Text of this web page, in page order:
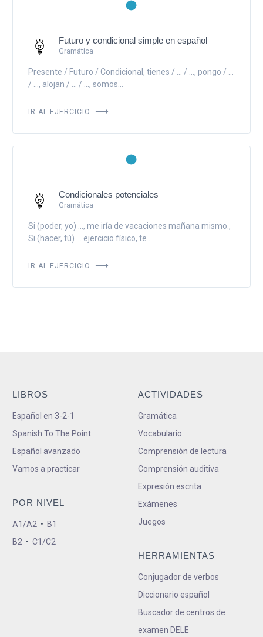
Futuro y condicional simple en español
Gramática
Presente / Futuro / Condicional, tienes / ... / ..., pongo / ...
/ ..., alojan / ... / ..., somos...
IR AL EJERCICIO
Condicionales potenciales
Gramática
Si (poder, yo) ..., me iría de vacaciones mañana mismo.,
Si (hacer, tú) ... ejercicio físico, te ...
IR AL EJERCICIO
LIBROS
Español en 3-2-1
Spanish To The Point
Español avanzado
Vamos a practicar
POR NIVEL
A1/A2 • B1
B2 • C1/C2
ACTIVIDADES
Gramática
Vocabulario
Comprensión de lectura
Comprensión auditiva
Expresión escrita
Exámenes
Juegos
HERRAMIENTAS
Conjugador de verbos
Diccionario español
Buscador de centros de
examen DELE